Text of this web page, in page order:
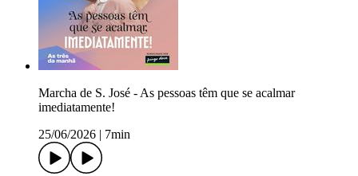
Marcha de S. José - As pessoas têm que se acalmar
imediatamente!
25/06/2026
7min